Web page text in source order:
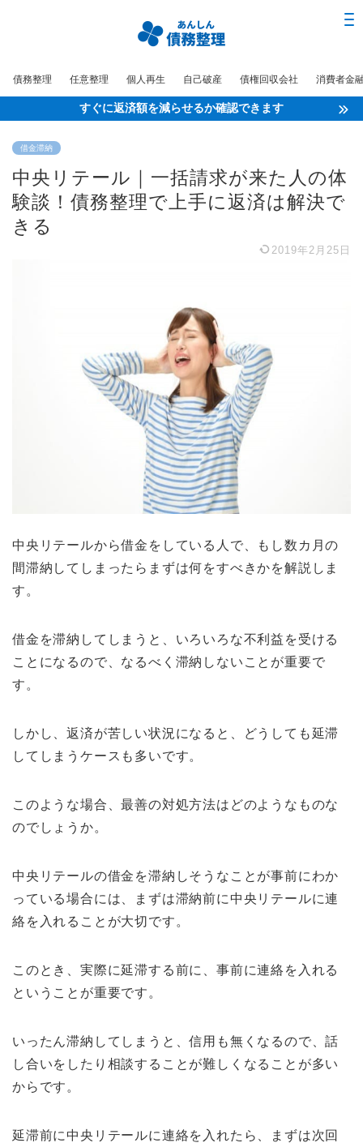
債務整理 任意整理 個人再生 自己破産 債権回収会社 消費者金
すぐに返済額を減らせるか確認できます
借金滞納
中央リテール｜一括請求が来た人の体
験談！債務整理で上手に返済は解決で
きる
2019年2月25日
中央リテールから借金をしている人で、もし数カ月の
間滞納してしまったらまずは何をすべきかを解説しま
す。
借金を滞納してしまうと、いろいろな不利益を受ける
ことになるので、なるべく滞納しないことが重要で
す。
しかし、返済が苦しい状況になると、どうしても延滞
してしまうケースも多いです。
このような場合、最善の対処方法はどのようなものな
のでしょうか。
中央リテールの借金を滞納しそうなことが事前にわか
っている場合には、まずは滞納前に中央リテールに連
絡を入れることが大切です。
このとき、実際に延滞する前に、事前に連絡を入れる
ということが重要です。
いったん滞納してしまうと、信用も無くなるので、話
し合いをしたり相談することが難しくなることが多い
からです。
延滞前に中央リテールに連絡を入れたら、まずは次回